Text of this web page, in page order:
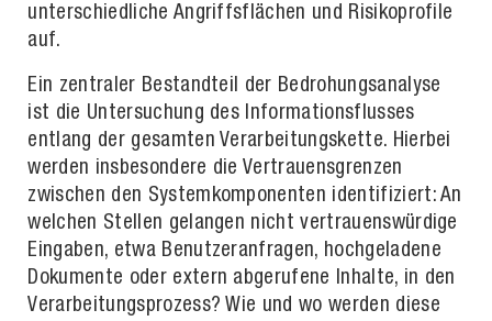
unterschiedliche Angriffsflächen und Risikoprofile
auf.
Ein zentraler Bestandteil der Bedrohungsanalyse
ist die Untersuchung des Informationsflusses
entlang der gesamten Verarbeitungskette. Hierbei
werden insbesondere die Vertrauensgrenzen
zwischen den Systemkomponenten identifiziert: An
welchen Stellen gelangen nicht vertrauenswürdige
Eingaben, etwa Benutzeranfragen, hochgeladene
Dokumente oder extern abgerufene Inhalte, in den
Verarbeitungsprozess? Wie und wo werden diese